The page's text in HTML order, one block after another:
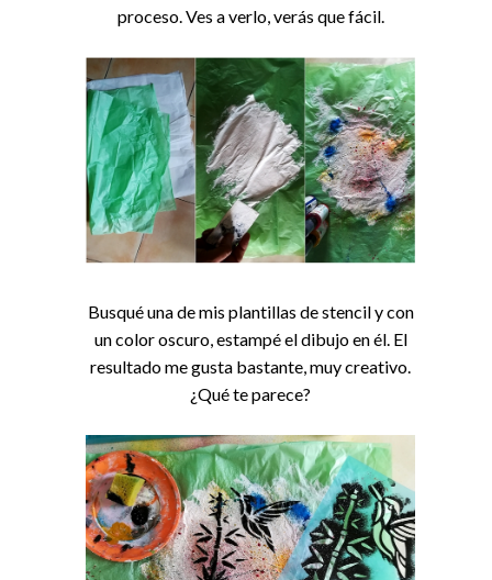
proceso. Ves a verlo, verás que fácil.
Busqué una de mis plantillas de stencil y con
un color oscuro, estampé el dibujo en él. El
resultado me gusta bastante, muy creativo.
¿Qué te parece?